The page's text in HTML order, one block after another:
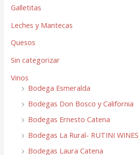
Galletitas
Leches y Mantecas
Quesos
Sin categorizar
Vinos
Bodega Esmeralda
Bodegas Don Bosco y California
Bodegas Ernesto Catena
Bodegas La Rural- RUTINI WINES
Bodegas Laura Catena